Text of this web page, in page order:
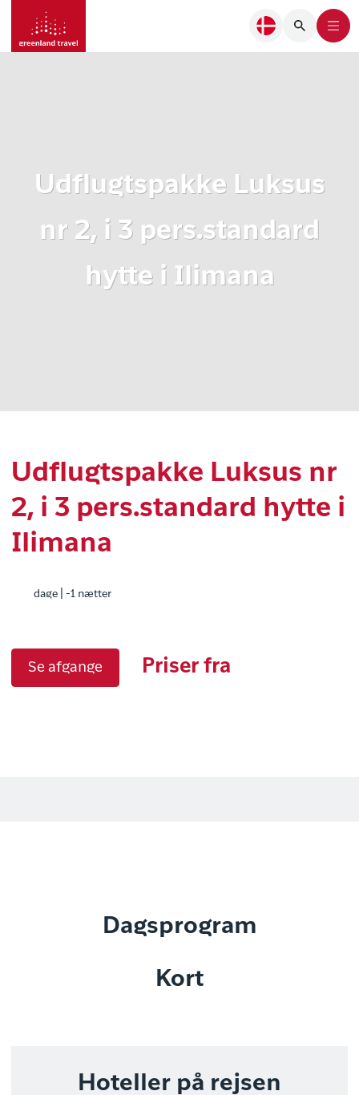
Udflugtspakke Luksus
nr 2, i 3 pers.standard
hytte i Ilimana
Udflugtspakke Luksus nr
2, i 3 pers.standard hytte i
Ilimana
dage | -1 nætter
Se afgange Priser fra
Dagsprogram
Kort
Hoteller på rejsen